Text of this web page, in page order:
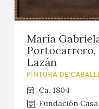
María
Portocarrero,
Lazán
PINTURA DE
Ca. 1804
Fundación